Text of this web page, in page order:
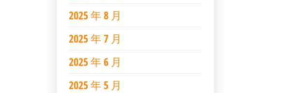
2025 年 8 月
2025 年 7 月
2025 年 6 月
2025 年 5 月